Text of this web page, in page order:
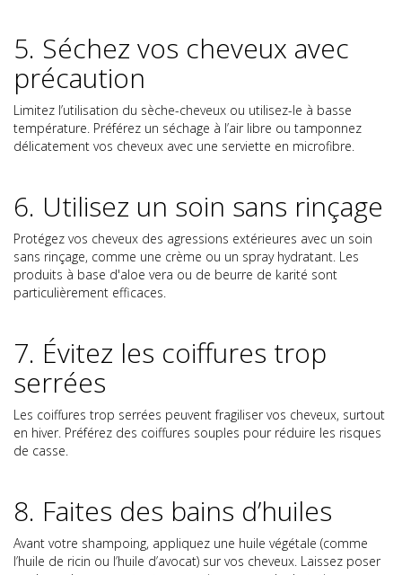
5. Séchez vos cheveux avec
précaution
Limitez l’utilisation du sèche-cheveux ou utilisez-le à basse
température. Préférez un séchage à l’air libre ou tamponnez
délicatement vos cheveux avec une serviette en microfibre.
6. Utilisez un soin sans rinçage
Protégez vos cheveux des agressions extérieures avec un soin
sans rinçage, comme une crème ou un spray hydratant. Les
produits à base d'aloe vera ou de beurre de karité sont
particulièrement efficaces.
7. Évitez les coiffures trop
serrées
Les coiffures trop serrées peuvent fragiliser vos cheveux, surtout
en hiver. Préférez des coiffures souples pour réduire les risques
de casse.
8. Faites des bains d’huiles
Avant votre shampoing, appliquez une huile végétale (comme
l’huile de ricin ou l’huile d’avocat) sur vos cheveux. Laissez poser